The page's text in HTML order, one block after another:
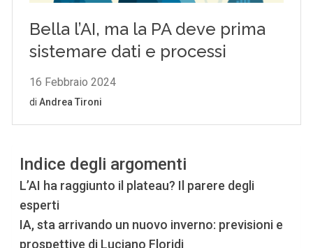
Indice degli argomenti
L’AI ha raggiunto il plateau? Il parere degli
esperti
IA, sta arrivando un nuovo inverno: previsioni e
prospettive di Luciano Floridi